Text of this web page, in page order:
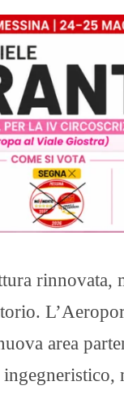
rinnovata,
area